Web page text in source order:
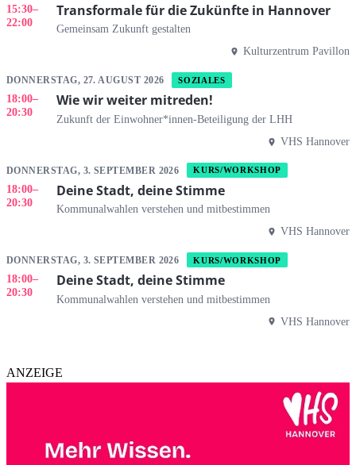
15:30–
22:00
Transformale für die Zukünfte in Hannover
Gemeinsam Zukunft gestalten
Kulturzentrum Pavillon
DONNERSTAG, 27. AUGUST 2026 SOZIALES
18:00–
20:30
Wie wir weiter mitreden!
Zukunft der Einwohner*innen-Beteiligung der LHH
VHS Hannover
DONNERSTAG, 3. SEPTEMBER 2026 KURS/WORKSHOP
18:00–
20:30
Deine Stadt, deine Stimme
Kommunalwahlen verstehen und mitbestimmen
VHS Hannover
DONNERSTAG, 3. SEPTEMBER 2026 KURS/WORKSHOP
18:00–
20:30
Deine Stadt, deine Stimme
Kommunalwahlen verstehen und mitbestimmen
VHS Hannover
ANZEIGE